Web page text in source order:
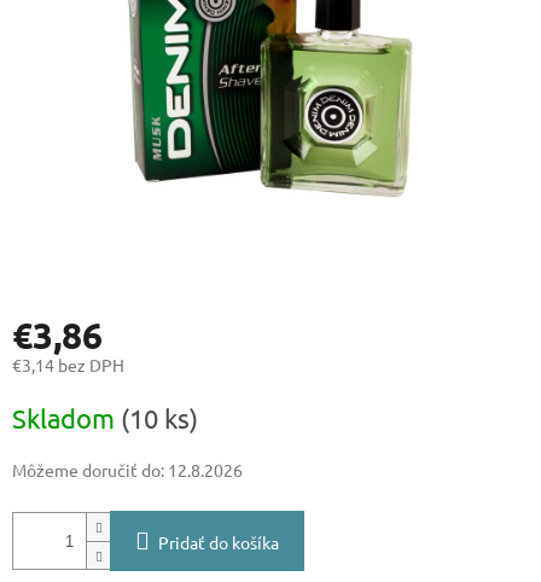
€3,86
€3,14 bez DPH
cena:
Skladom (10 ks)
Môžeme doručiť do: 12.8.2026
Pridať do košíka